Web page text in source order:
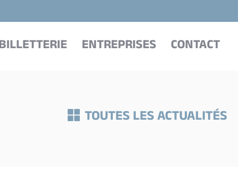
ENTREPRISES CONTACT
TOUTES LES ACTUALITÉS